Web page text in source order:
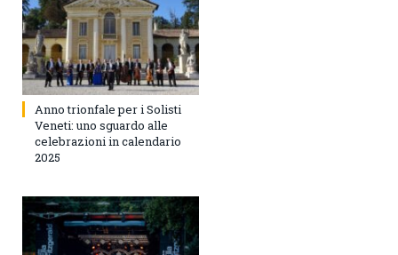
Anno trionfale per i Solisti
Veneti: uno sguardo alle
celebrazioni in calendario
2025